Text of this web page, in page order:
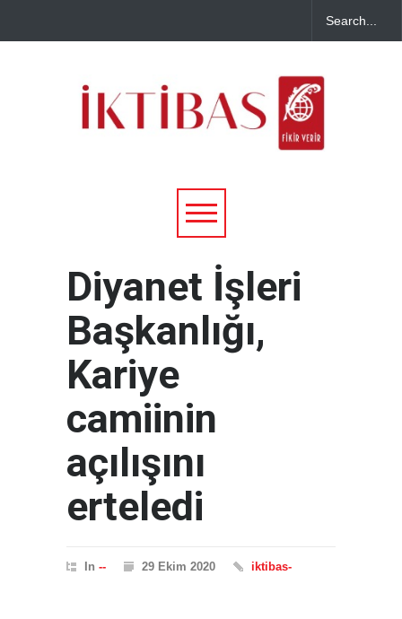
Diyanet İşleri
Başkanlığı,
Kariye
camiinin
açılışını
erteledi
In -- 29 Ekim 2020 iktibas-